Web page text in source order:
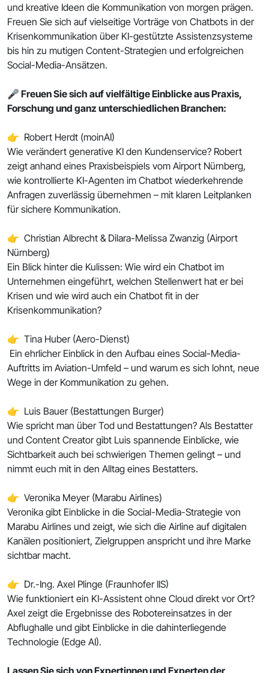
und kreative Ideen die Kommunikation von morgen prägen.
Freuen Sie sich auf vielseitige Vorträge von Chatbots in der
Krisenkommunikation über KI-gestützte Assistenzsysteme
bis hin zu mutigen Content-Strategien und erfolgreichen
Social-Media-Ansätzen.
🎤 Freuen Sie sich auf vielfältige Einblicke aus Praxis,
Forschung und ganz unterschiedlichen Branchen:
👉 Robert Herdt (moinAI)
Wie verändert generative KI den Kundenservice? Robert
zeigt anhand eines Praxisbeispiels vom Airport Nürnberg,
wie kontrollierte KI-Agenten im Chatbot wiederkehrende
Anfragen zuverlässig übernehmen – mit klaren Leitplanken
für sichere Kommunikation.
👉 Christian Albrecht & Dilara-Melissa Zwanzig (Airport
Nürnberg)
Ein Blick hinter die Kulissen: Wie wird ein Chatbot im
Unternehmen eingeführt, welchen Stellenwert hat er bei
Krisen und wie wird auch ein Chatbot fit in der
Krisenkommunikation?
👉 Tina Huber (Aero-Dienst)
Ein ehrlicher Einblick in den Aufbau eines Social-Media-
Auftritts im Aviation-Umfeld – und warum es sich lohnt, neue
Wege in der Kommunikation zu gehen.
👉 Luis Bauer (Bestattungen Burger)
Wie spricht man über Tod und Bestattungen? Als Bestatter
und Content Creator gibt Luis spannende Einblicke, wie
Sichtbarkeit auch bei schwierigen Themen gelingt – und
nimmt euch mit in den Alltag eines Bestatters.
👉 Veronika Meyer (Marabu Airlines)
Veronika gibt Einblicke in die Social-Media-Strategie von
Marabu Airlines und zeigt, wie sich die Airline auf digitalen
Kanälen positioniert, Zielgruppen anspricht und ihre Marke
sichtbar macht.
👉 Dr.-Ing. Axel Plinge (Fraunhofer IIS)
Wie funktioniert ein KI-Assistent ohne Cloud direkt vor Ort?
Axel zeigt die Ergebnisse des Robotereinsatzes in der
Abflughalle und gibt Einblicke in die dahinterliegende
Technologie (Edge AI).
Lassen Sie sich von Expertinnen und Experten der